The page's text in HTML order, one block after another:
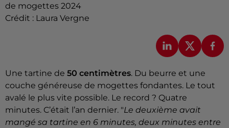
de mogettes 2024
Crédit : Laura Vergne
Une tartine de 50 centimètres. Du beurre et une
couche généreuse de mogettes fondantes. Le tout
avalé le plus vite possible. Le record ? Quatre
minutes. C’était l’an dernier. "Le deuxième avait
mangé sa tartine en 6 minutes, deux minutes entre